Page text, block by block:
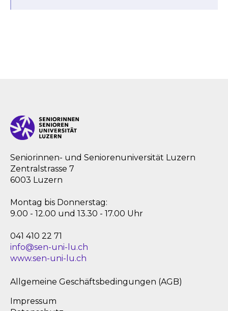
Seniorinnen- und Seniorenuniversität Luzern
Zentralstrasse 7
6003 Luzern
Montag bis Donnerstag:
9.00 - 12.00 und 13.30 - 17.00 Uhr
041 410 22 71
info@sen-uni-lu.ch
www.sen-uni-lu.ch
Allgemeine Geschäftsbedingungen (AGB)
Impressum